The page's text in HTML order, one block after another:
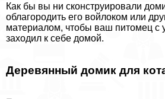
Как бы вы ни сконструировали
облагородить его войлоком или
материалом, чтобы ваш питомец с
заходил к себе домой.
Деревянный домик для